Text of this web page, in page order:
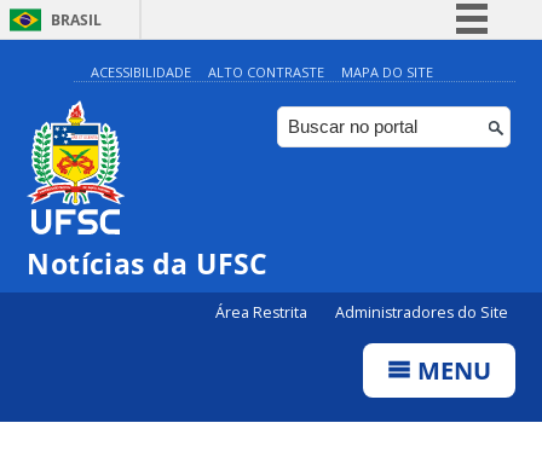
BRASIL
Simplifique!
Comunica BR
Participe
ACESSIBILIDADE ALTO CONTRASTE MAPA DO SITE
Notícias da UFSC
Área Restrita Administradores do Site
MENU